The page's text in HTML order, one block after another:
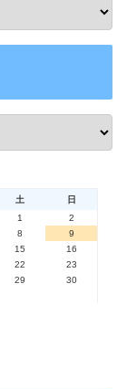
土
日
1
2
8
9
15
16
22
23
29
30